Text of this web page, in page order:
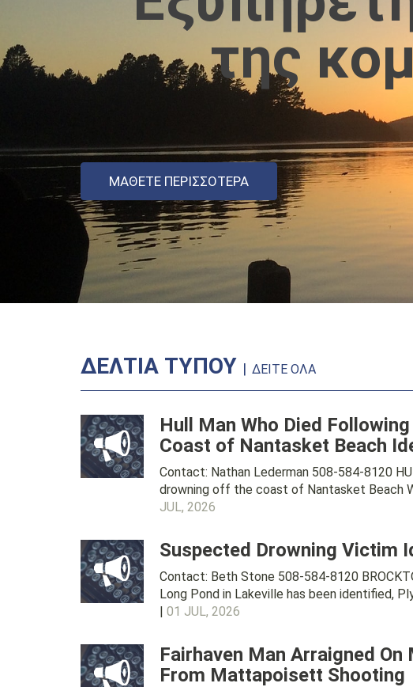
της
ΜΆΘΕΤΕ ΠΕΡΙΣΣΌΤΕΡΑ
ΔΕΛΤΙΑ ΤΥΠΟΥ | ΔΕΊΤΕ ΌΛΑ
Hull Man Who Died
Coast of Nantasket Beach
Contact: Nathan Lederman 508-584-8120
drowning off the coast of Nantasket Beach
JUL, 2026
Suspected Drowning Victim
Contact: Beth Stone 508-584-8120
Long Pond in Lakeville has been identified,
| 01 JUL, 2026
Fairhaven Man Arraigned
From Mattapoisett Shooting